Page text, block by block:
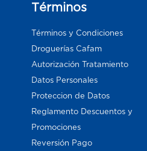
Términos
Términos y Condiciones
Droguerías Cafam
Autorización Tratamiento
Datos Personales
Proteccion de Datos
Reglamento Descuentos y
Promociones
Reversión Pago